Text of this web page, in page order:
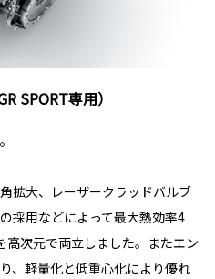
SPORT専用）
拡大、レーザークラッドバルブ
採用などによって最大熱効率4
次元で両立しました。またエン
、軽量化と低重心化により優れ